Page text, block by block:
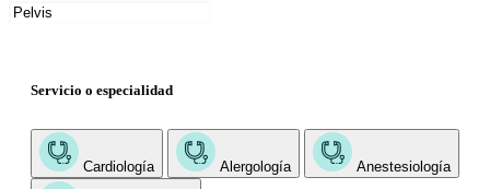
Servicio o especialidad
Cardiología Alergología Anestesiología